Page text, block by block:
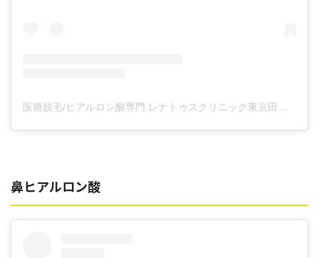
鼻ヒアルロン酸